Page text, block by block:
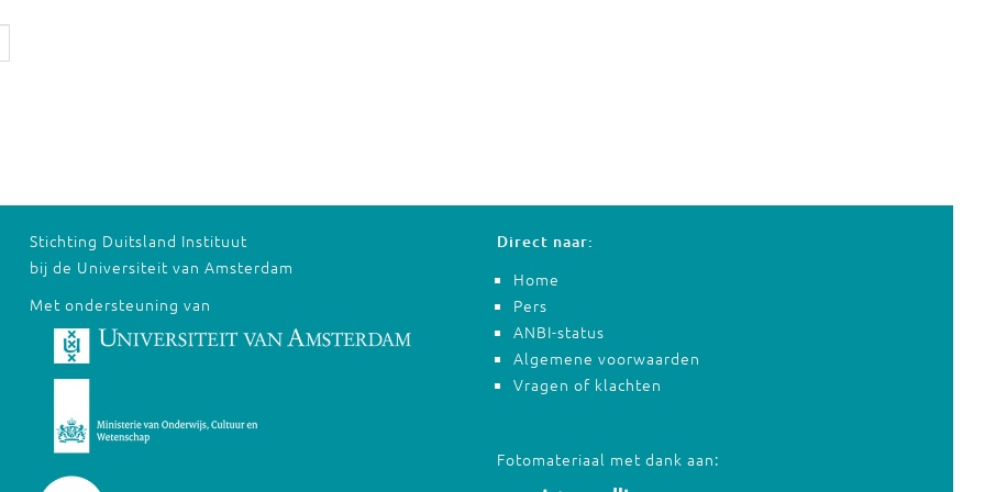
Stichting Duitsland Instituut
bij de Universiteit van Amsterdam
Met ondersteuning van
Direct naar:
Home
Pers
ANBI-status
Algemene voorwaarden
Vragen of klachten
Fotomateriaal met dank aan: